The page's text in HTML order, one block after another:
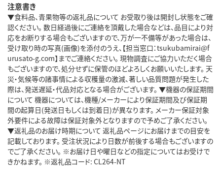
注意書き
▼食料品、青果物等の返礼品について お受取り後は開封し状態をご確
認ください。 数日経過後にご連絡を頂戴した場合などは、品目により対
応をお断りする場合もございますので、万が一不備等があった場合は、
受け取り時の写真(画像)を添付のうえ、【担当窓口：tsukubamirai@f
urusato-g.com】までご連絡ください。 現物調査にご協力いただく場合
もございますので、処分せずに保管のほどよろしくお願いいたします。 天
災・気候等の諸事情による収穫量の激減、著しい品質問題が発生した
際は、発送遅延・代品対応となる場合がございます。 ▼機器の保証期間
について 機器については、機種/メーカーにより保証期間及び保証期
間の起算日(発送日もしくは到着日)が異なります。 メーカー保証対象
外要件による故障は保証対象外となりますので予めご了承ください。
▼返礼品のお届け時期について 返礼品ページにお届けまでの目安を
記載しております。 受注状況により日数が前後する場合もございますの
でご了承ください。 ※お届け日や曜日などの指定についてはお受けで
きかねます。 ※返礼品コード: CL264-NT